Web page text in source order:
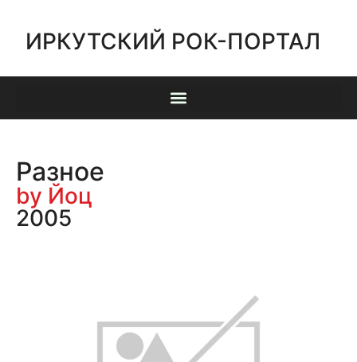
ИРКУТСКИЙ РОК-ПОРТАЛ
Разное
by Йоц
2005